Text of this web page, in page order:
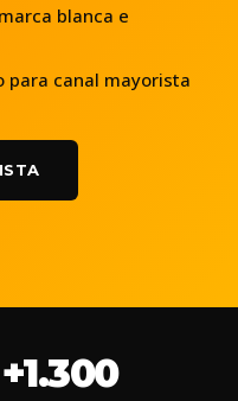
blanca e
para canal mayorista
+1.300